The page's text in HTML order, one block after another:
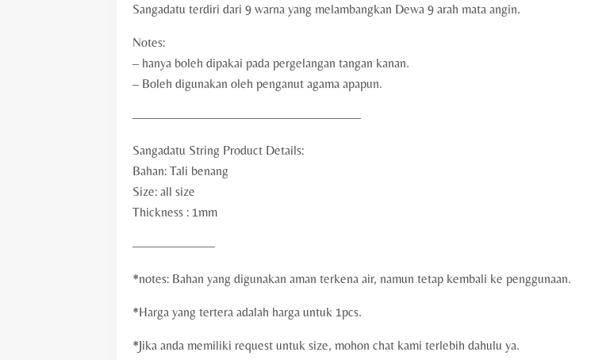
Sangadatu terdiri dari 9 warna yang melambangkan Dewa 9 arah mata angin.
Notes:
– hanya boleh dipakai pada pergelangan tangan kanan.
– Boleh digunakan oleh penganut agama apapun.
——————————————————
Sangadatu String Product Details:
Bahan: Tali benang
Size: all size
Thickness : 1mm
——————–
*notes: Bahan yang digunakan aman terkena air, namun tetap kembali ke penggunaan.
*Harga yang tertera adalah harga untuk 1pcs.
*Jika anda memiliki request untuk size, mohon chat kami terlebih dahulu ya.